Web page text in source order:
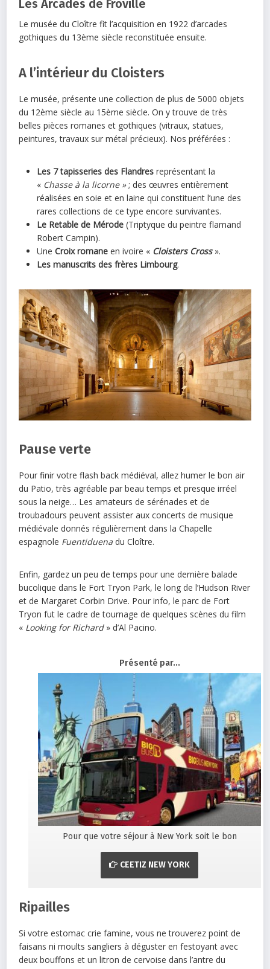
Les Arcades de Froville
Le musée du Cloître fit l’acquisition en 1922 d’arcades
gothiques du 13ème siècle reconstituée ensuite.
A l’intérieur du Cloisters
Le musée, présente une collection de plus de 5000 objets
du 12ème siècle au 15ème siècle. On y trouve de très
belles pièces romanes et gothiques (vitraux, statues,
peintures, travaux sur métal précieux). Nos préférées :
Les 7 tapisseries des Flandres représentant la
« Chasse à la licorne »; des œuvres entièrement
réalisées en soie et en laine qui constituent l’une des
rares collections de ce type encore survivantes.
Le Retable de Mérode (Triptyque du peintre flamand
Robert Campin).
UneCroix romane en ivoire « Cloisters Cross».
Les manuscrits des frères Limbourg.
Pause verte
Pour finir votre flash back médiéval, allez humer le bon air
du Patio, très agréable par beau temps et presque irréel
sous la neige… Les amateurs de sérénades et de
troubadours peuvent assister aux concerts de musique
médiévale donnés régulièrement dans la Chapelle
espagnole Fuentiduena du Cloître.
Enfin, gardez un peu de temps pour une dernière balade
bucolique dans le Fort Tryon Park, le long de l’Hudson River
et de Margaret Corbin Drive. Pour info, le parc de Fort
Tryon fut le cadre de tournage de quelques scènes du film
« Looking for Richard» d’Al Pacino.
Présenté par...
Pour que votre séjour à New York soit le bon
CEETIZ NEW YORK
Ripailles
Si votre estomac crie famine, vous ne trouverez point de
faisans ni moults sangliers à déguster en festoyant avec
deux bouffons et un litron de cervoise dans l’antre du